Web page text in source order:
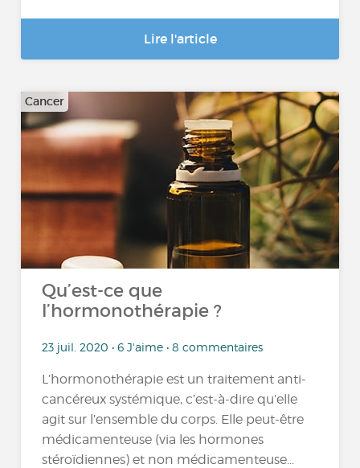
Lire l'article
Cancer
Qu’est-ce que
l’hormonothérapie ?
23 juil. 2020 • 6 J'aime • 8 commentaires
L’hormonothérapie est un traitement anti-
cancéreux systémique, c’est-à-dire qu’elle
agit sur l’ensemble du corps. Elle peut-être
médicamenteuse (via les hormones
stéroïdiennes) et non médicamenteuse...